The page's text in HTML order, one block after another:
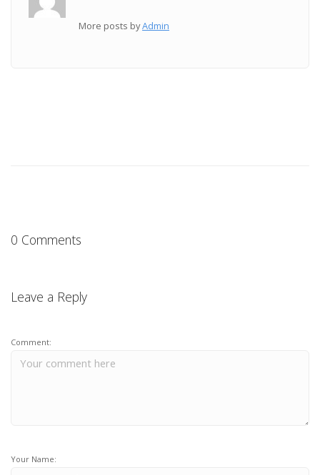
More posts byAdmin
0 Comments
Leave a Reply
Comment:
Your Name: